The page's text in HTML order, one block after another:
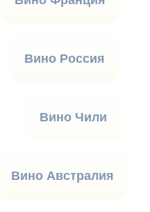
Вино Россия
Вино Чили
Вино Австралия